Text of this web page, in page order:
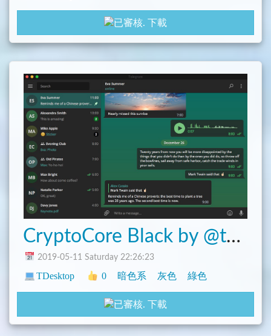
下載
CryptoCore Black by @tymur_org.
2019-05-11 Saturday 22:26:23
TDesktop 0 暗色系 灰色 綠色
下載